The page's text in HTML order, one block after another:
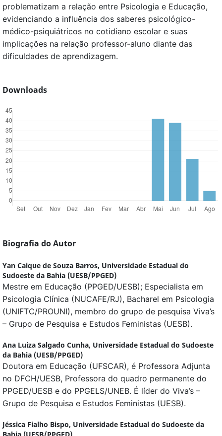
problematizam a relação entre Psicologia e Educação,
evidenciando a influência dos saberes psicológico-
médico-psiquiátricos no cotidiano escolar e suas
implicações na relação professor-aluno diante das
dificuldades de aprendizagem.
Downloads
Biografia do Autor
Yan Caique de Souza Barros, Universidade Estadual do
Sudoeste da Bahia (UESB/PPGED)
Mestre em Educação (PPGED/UESB); Especialista em
Psicologia Clínica (NUCAFE/RJ), Bacharel em Psicologia
(UNIFTC/PROUNI), membro do grupo de pesquisa Viva’s
– Grupo de Pesquisa e Estudos Feministas (UESB).
Ana Luiza Salgado Cunha, Universidade Estadual do Sudoeste
da Bahia (UESB/PPGED)
Doutora em Educação (UFSCAR), é Professora Adjunta
no DFCH/UESB, Professora do quadro permanente do
PPGED/UESB e do PPGELS/UNEB. É líder do Viva’s –
Grupo de Pesquisa e Estudos Feministas (UESB).
Jéssica Fialho Bispo, Universidade Estadual do Sudoeste da